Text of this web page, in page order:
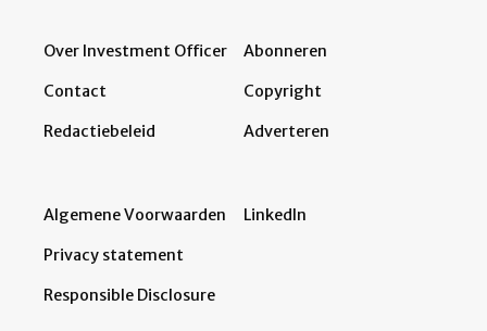
Over Investment Officer
Contact
Redactiebeleid
Abonneren
Copyright
Adverteren
Algemene Voorwaarden
Privacy statement
Responsible Disclosure
LinkedIn